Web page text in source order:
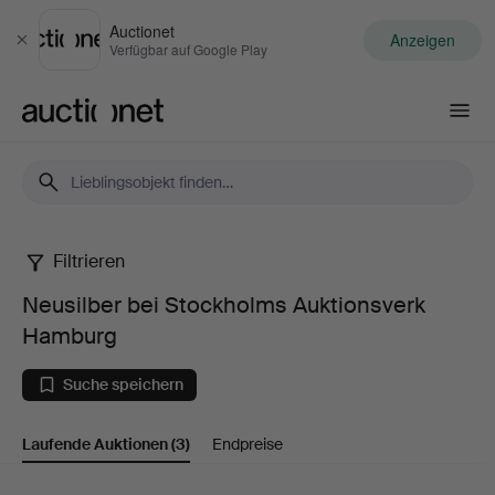
Schließen
Auctionet
Verfügbar auf Google Play Anzeigen
Neusilber
bei
Stockholms
Auktionsverk
Filtrieren
Neusilber bei Stockholms Auktionsverk
Hamburg
Suche speichern
Laufende Auktionen(3) Endpreise